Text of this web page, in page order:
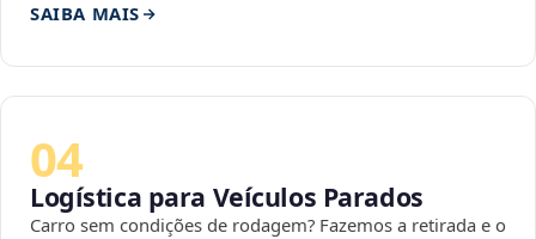
SAIBA MAIS
04
Logística para Veículos Parados
Carro sem condições de rodagem? Fazemos a retirada e o